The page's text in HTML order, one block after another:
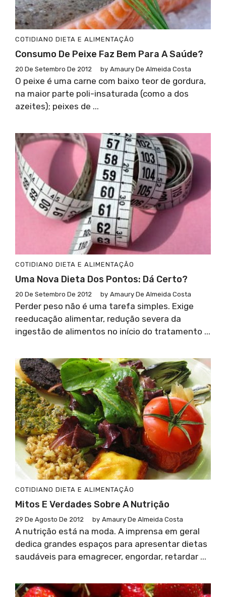
COTIDIANO DIETA E ALIMENTAÇÃO
Consumo De Peixe Faz Bem Para A Saúde?
20 De Setembro De 2012 by Amaury De Almeida Costa
O peixe é uma carne com baixo teor de gordura,
na maior parte poli-insaturada (como a dos
azeites); peixes de ...
COTIDIANO DIETA E ALIMENTAÇÃO
Uma Nova Dieta Dos Pontos: Dá Certo?
20 De Setembro De 2012 by Amaury De Almeida Costa
Perder peso não é uma tarefa simples. Exige
reeducação alimentar, redução severa da
ingestão de alimentos no início do tratamento ...
COTIDIANO DIETA E ALIMENTAÇÃO
Mitos E Verdades Sobre A Nutrição
29 De Agosto De 2012 by Amaury De Almeida Costa
A nutrição está na moda. A imprensa em geral
dedica grandes espaços para apresentar dietas
saudáveis para emagrecer, engordar, retardar ...